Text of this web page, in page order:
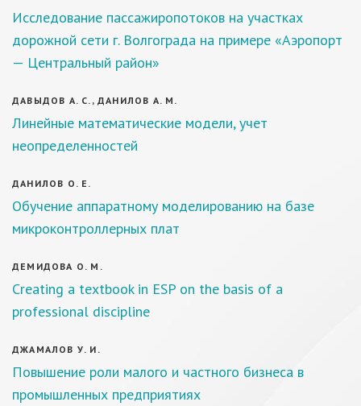
Исследование пассажиропотоков на участках
дорожной сети г. Волгограда на примере «Аэропорт
— Центральный район»
ДАВЫДОВ А. С., ДАНИЛОВ А. М.
Линейные математические модели, учет
неопределенностей
ДАНИЛОВ О. Е.
Обучение аппаратному моделированию на базе
микроконтроллерных плат
ДЕМИДОВА О. М.
Creating a textbook in ESP on the basis of a
professional discipline
ДЖАМАЛОВ У. И.
Повышение роли малого и частного бизнеса в
промышленных предприятиях